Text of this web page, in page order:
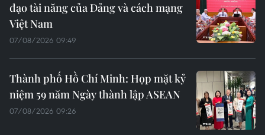
đạo tài năng của Đảng và cách mạng
Việt Nam
07/08/2026 09:49
Thành phố Hồ Chí Minh: Họp mặt kỷ
niệm 59 năm Ngày thành lập ASEAN
07/08/2026 09:26